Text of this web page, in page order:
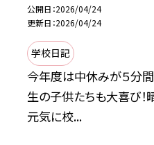
公開日 2026/04/24
更新日 2026/04/24
学校日記
今年度は中休みが５分間
生の子供たちも大喜び！
元気に校...